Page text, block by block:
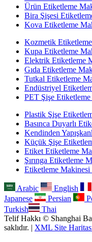
Ürün Etiketleme
Bira Şişesi
Kova Etiketleme
Kozmetik
Kupa Etiketleme
Elektrik Etiketleme
Gıda Etiketleme
Tutkal Etiketleme
Endüstriyel
PET Şişe
Plastik Şişe
Basınca Duyarlı
Kendinden
Küçük Şişe
Etiket Etiketleme
Şırınga Etiketleme
Etiketleme Makinesi
Arabic English
Japanese
Persian
Turkish
Thai
Telif Hakkı © Shanghai
saklıdır. | XML Site